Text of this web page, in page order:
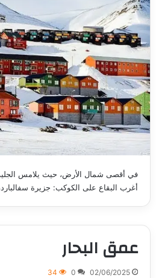
في أقصى شمال الأرض، حيث يلامس
أغرب البقاع على الكوكب: جزيرة
عمق البحار
02/06/2025
0
34